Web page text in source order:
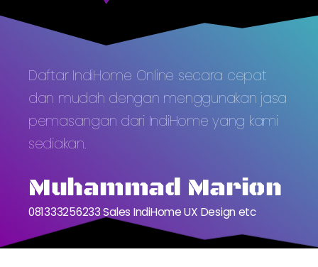
Daftar IndiHome Online secara cepat
dan mudah dengan menggunakan jasa
pemasangan dari IndiHome yang kami
sediakan.
Muhammad Marion
081333256233 Sales IndiHome UX Design etc